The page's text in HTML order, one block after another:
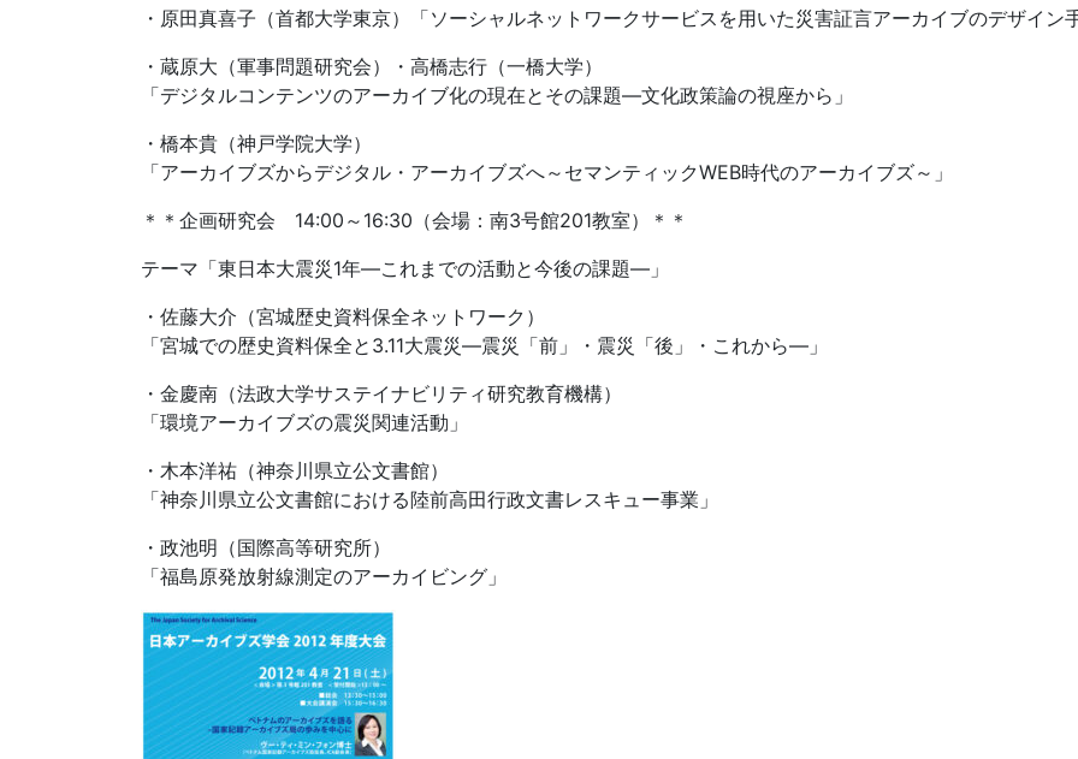
・原田真喜子（首都大学東京）「ソーシャルネットワークサービスを用いた災害証言アーカイブのデザイン
・蔵原大（軍事問題研究会）・高橋志行（一橋大学）
「デジタルコンテンツのアーカイブ化の現在とその課題―文化政策論の視座から」
・橋本貴（神戸学院大学）
「アーカイブズからデジタル・アーカイブズへ～セマンティックWEB時代のアーカイブズ～」
＊＊企画研究会 14:00～16:30（会場：南3号館201教室）＊＊
テーマ「東日本大震災1年―これまでの活動と今後の課題―」
・佐藤大介（宮城歴史資料保全ネットワーク）
「宮城での歴史資料保全と3.11大震災―震災「前」・震災「後」・これから―」
・金慶南（法政大学サステイナビリティ研究教育機構）
「環境アーカイブズの震災関連活動」
・木本洋祐（神奈川県立公文書館）
「神奈川県立公文書館における陸前高田行政文書レスキュー事業」
・政池明（国際高等研究所）
「福島原発放射線測定のアーカイビング」